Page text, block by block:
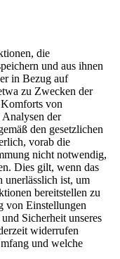
die
und aus ihnen
in Bezug auf
zu Zwecken der
von
der
den gesetzlichen
vorab die
nicht notwendig,
Dies gilt, wenn das
unerlässlich ist, um
bereitstellen zu
von Einstellungen
Sicherheit unseres
widerrufen
und welche